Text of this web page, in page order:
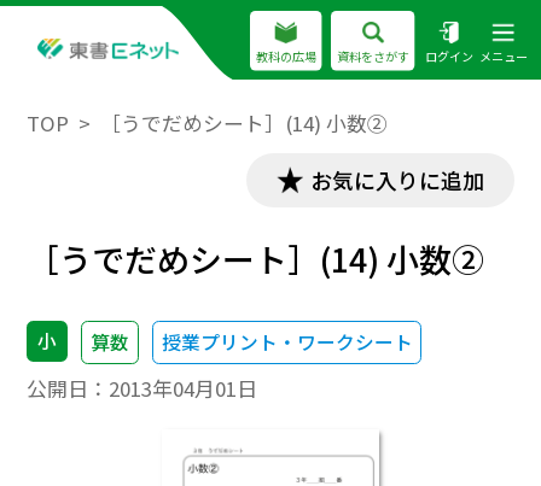
教科の広場 資料をさがす ログイン メニュー
TOP ［うでだめシート］(14) 小数②
お気に入りに追加
［うでだめシート］(14) 小数②
小 算数 授業プリント・ワークシート
公開日： 2013年04月01日